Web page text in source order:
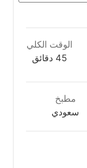
الوقت الكلي
45دقائق
دقائق
مطبخ
سعودي